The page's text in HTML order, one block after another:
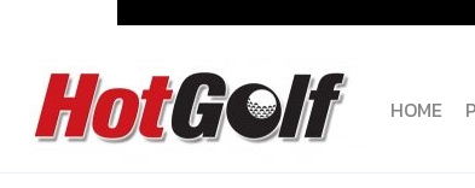
content
HOME